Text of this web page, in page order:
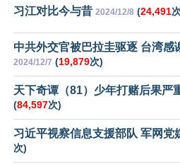
习江对比今与昔 2024/12/8 (24,491
中共外交官被巴拉圭驱逐 台湾感
2024/12/7 (19,879次)
天下奇谭（81）少年打赌后果严
(84,597次)
习近平视察信息支援部队 军网党
次)